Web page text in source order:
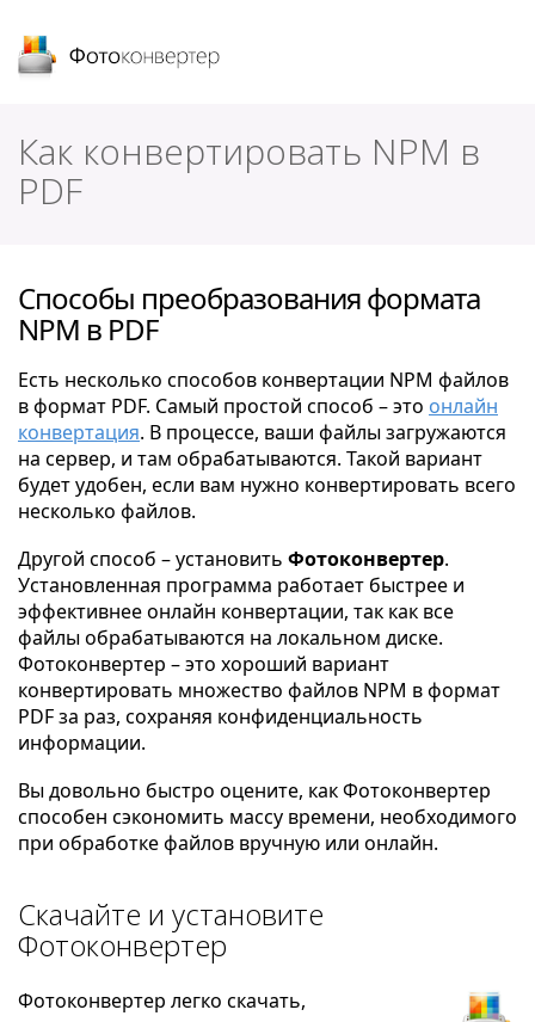
Как конвертировать NPM в
PDF
Способы преобразования формата
NPM в PDF
Есть несколько способов конвертации NPM файлов
в формат PDF. Самый простой способ – это онлайн
конвертация. В процессе, ваши файлы загружаются
на сервер, и там обрабатываются. Такой вариант
будет удобен, если вам нужно конвертировать всего
несколько файлов.
Другой способ – установить Фотоконвертер.
Установленная программа работает быстрее и
эффективнее онлайн конвертации, так как все
файлы обрабатываются на локальном диске.
Фотоконвертер – это хороший вариант
конвертировать множество файлов NPM в формат
PDF за раз, сохраняя конфиденциальность
информации.
Вы довольно быстро оцените, как Фотоконвертер
способен сэкономить массу времени, необходимого
при обработке файлов вручную или онлайн.
Скачайте и установите
Фотоконвертер
Фотоконвертер легко скачать,